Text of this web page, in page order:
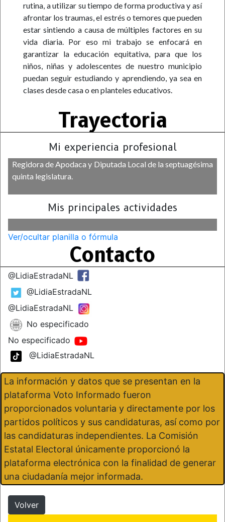
rutina, a utilizar su tiempo de forma productiva y así
afrontar los traumas, el estrés o temores que pueden
estar sintiendo a causa de múltiples factores en su
vida diaria. Por eso mi trabajo se enfocará en
garantizar la educación equitativa, para que los
niños, niñas y adolescentes de nuestro municipio
puedan seguir estudiando y aprendiendo, ya sea en
clases desde casa o en planteles educativos.
Trayectoria
Mi experiencia profesional
Regidora de Apodaca y Diputada Local de la septuagésima
quinta legislatura.
Mis principales actividades
Ver/ocultar planilla o fórmula
Contacto
@LidiaEstradaNL
@LidiaEstradaNL
@LidiaEstradaNL
No especificado
No especificado
@LidiaEstradaNL
La información y datos que se presentan en la
plataforma Voto Informado fueron
proporcionados voluntaria y directamente por los
partidos políticos y sus candidaturas, así como por
las candidaturas independientes. La Comisión
Estatal Electoral únicamente proporcionó la
plataforma electrónica con la finalidad de generar
una ciudadanía mejor informada.
Volver